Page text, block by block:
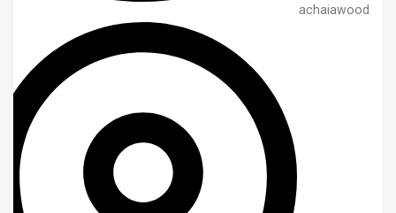
achaiawood